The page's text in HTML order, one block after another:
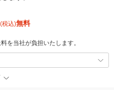
(税込)無料
を当社が負担いたします。